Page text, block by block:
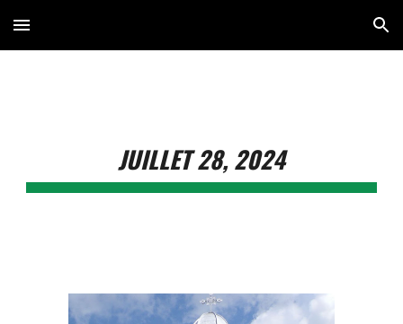
Skip to main content Skip to navigation
JUILLET 28, 2024